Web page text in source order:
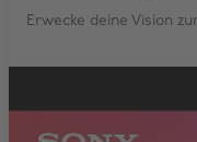
Erwecke deine Vision